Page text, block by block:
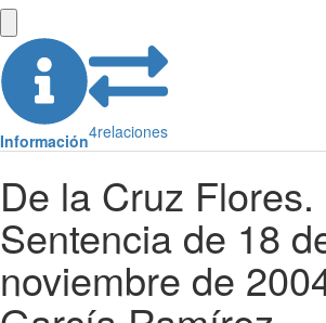
Información4relaciones
De la Cruz Flores.
Sentencia de 18
noviembre de